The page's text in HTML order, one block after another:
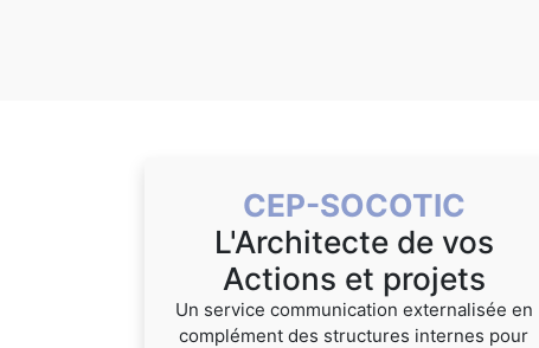
CEP-SOCOTIC
L'Architecte de vos
Actions et projets
Un service communication externalisée en
complément des structures internes pour